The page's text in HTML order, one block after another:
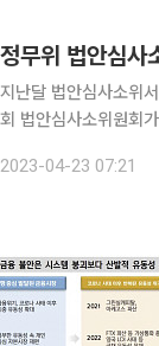
정무위 법안심사
지난달 법안심사소위서
회 법안심사소위원회
2023-04-23 07:21